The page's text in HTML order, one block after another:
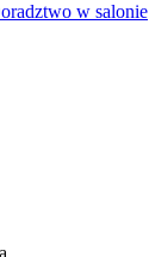
w salonie